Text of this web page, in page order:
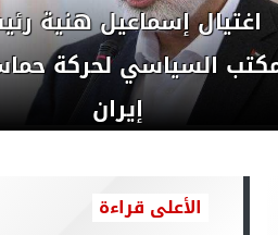
المستشار تركي آل الشيخ
استضافة موسم الرياض
السوبر الأفريقي بين...
الأعلى قراءة